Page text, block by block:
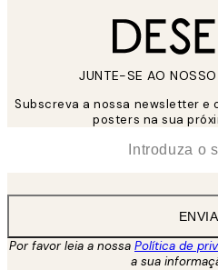
JUNTE-SE AO
Subscreva a nossa newsletter e
posters na sua
Por favor leia a nossa Política de
a sua